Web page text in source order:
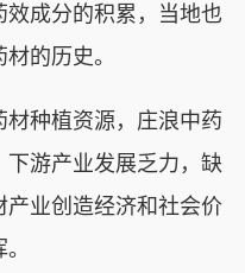
成分的积累，当地也
的历史。
种植资源，庄浪中药
游产业发展乏力，缺
业创造经济和社会价